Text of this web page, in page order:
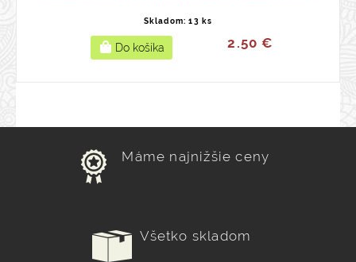
Skladom: 13 ks
2.50 €
Máme najnižšie ceny
Všetko skladom